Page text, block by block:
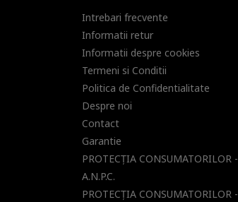
Intrebari frecvente
Informatii retur
Informatii despre cookies
Termeni si Conditii
Politica de Confidentialitate
Despre noi
Contact
Garantie
PROTECŢIA CONSUMATORILOR -
A.N.P.C.
PROTECŢIA CONSUMATORILOR -